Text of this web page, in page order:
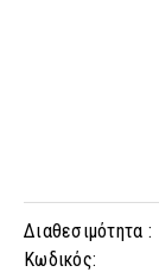
Διαθεσιμότητα :
Κωδικός: